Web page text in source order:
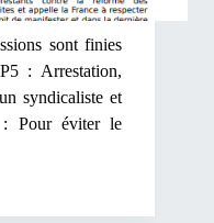
sont finies
: Arrestation,
syndicaliste et
: Pour éviter le